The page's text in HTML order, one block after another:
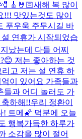
새해 복 많이
!!! 맛있는것도 많이
푸우욱 주무시길 바
설 연휴가 시작되었습
났는데 다들 어찌
저는 좋아하는 것
고 저는 설 연휴 하
이 있어요 가족들과
들과 어디 놀러도 가
하해!!우리 정환이
! 트메🌠 덕분에 오늘
행복가득한 하루가
소감을 많이 절어